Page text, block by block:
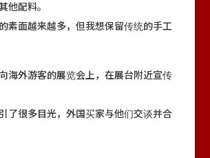
他配料。
素面越来越多，但我想保留传统的手工
海外游客的展览会上，在展台附近宣传
了很多目光，外国买家与他们交谈并合